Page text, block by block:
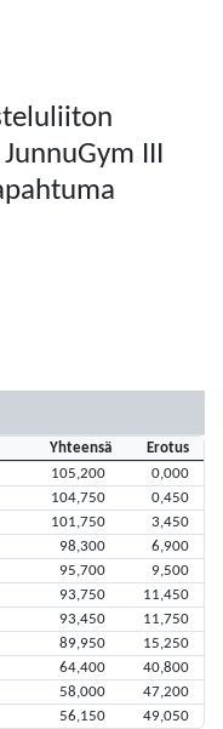
III
Yhteensä
Erotus
105,200
0,000
104,750
0,450
101,750
3,450
98,300
6,900
95,700
9,500
93,750
11,450
93,450
11,750
89,950
15,250
64,400
40,800
58,000
47,200
56,150 49,050